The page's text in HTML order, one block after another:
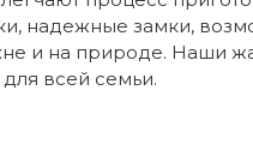
надежные замки,
и на природе. Наши
всей семьи.